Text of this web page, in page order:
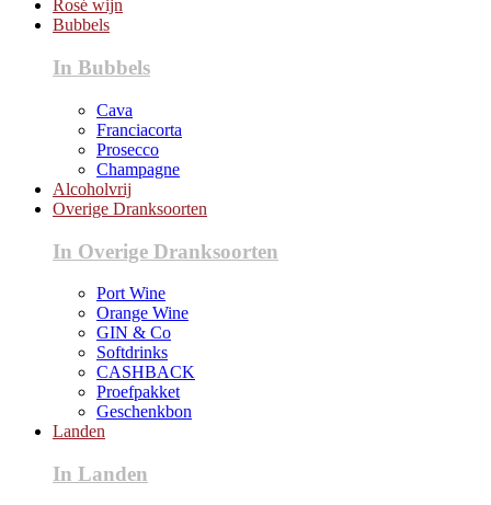
Rosé wijn
Bubbels
In Bubbels
Cava
Franciacorta
Prosecco
Champagne
Alcoholvrij
Overige Dranksoorten
In Overige Dranksoorten
Port Wine
Orange Wine
GIN & Co
Softdrinks
CASHBACK
Proefpakket
Geschenkbon
Landen
In Landen